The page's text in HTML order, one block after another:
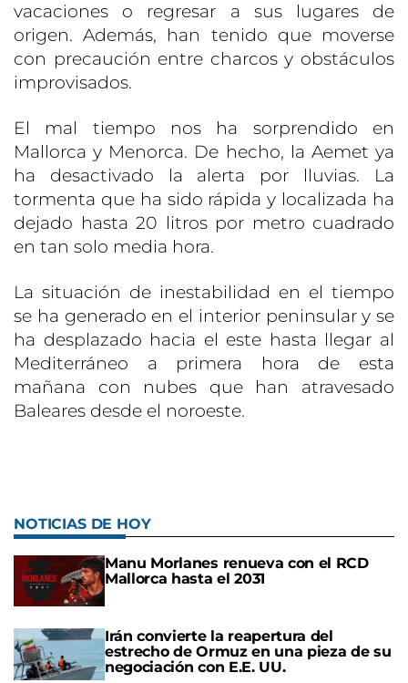
vacaciones o regresar a sus lugares de
origen. Además, han tenido que moverse
con precaución entre charcos y obstáculos
improvisados.
El mal tiempo nos ha sorprendido en
Mallorca y Menorca. De hecho, la Aemet ya
ha desactivado la alerta por lluvias. La
tormenta que ha sido rápida y localizada ha
dejado hasta 20 litros por metro cuadrado
en tan solo media hora.
La situación de inestabilidad en el tiempo
se ha generado en el interior peninsular y se
ha desplazado hacia el este hasta llegar al
Mediterráneo a primera hora de esta
mañana con nubes que han atravesado
Baleares desde el noroeste.
NOTICIAS DE HOY
Manu Morlanes renueva con el RCD
Mallorca hasta el 2031
Irán convierte la reapertura del
estrecho de Ormuz en una pieza de su
negociación con E.E. UU.